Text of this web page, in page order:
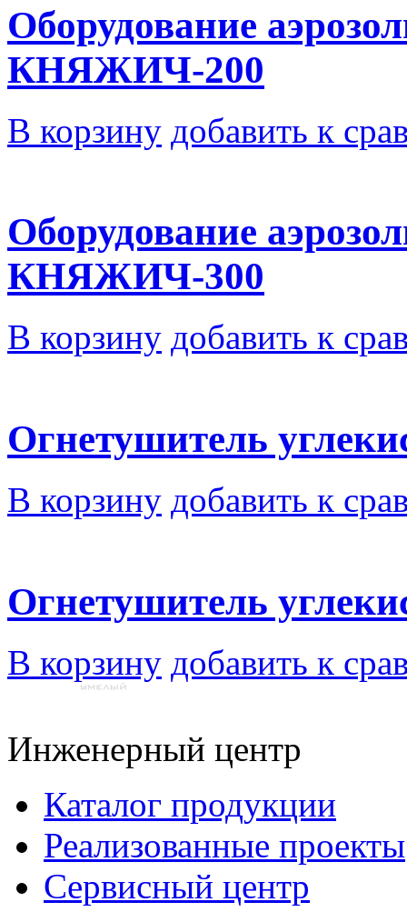
Оборудование
КНЯЖИЧ-200
В корзину добавить к
Оборудование
КНЯЖИЧ-300
В корзину добавить к
Огнетушитель
В корзину добавить к
Огнетушитель
В корзину добавить к
Инженерный центр
Каталог продукции
Реализованные проекты
Сервисный центр